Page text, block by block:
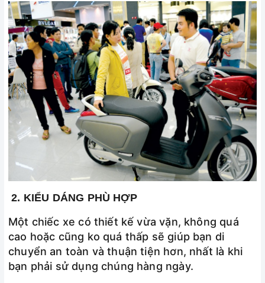
2. KIỂU DÁNG PHÙ HỢP
Một chiếc xe có thiết kế vừa vặn, không quá
cao hoặc cũng ko quá thấp sẽ giúp bạn di
chuyển an toàn và thuận tiện hơn, nhất là khi
bạn phải sử dụng chúng hàng ngày.